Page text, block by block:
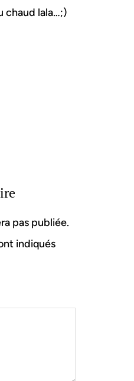
chaud lala…;)
pas publiée.
indiqués